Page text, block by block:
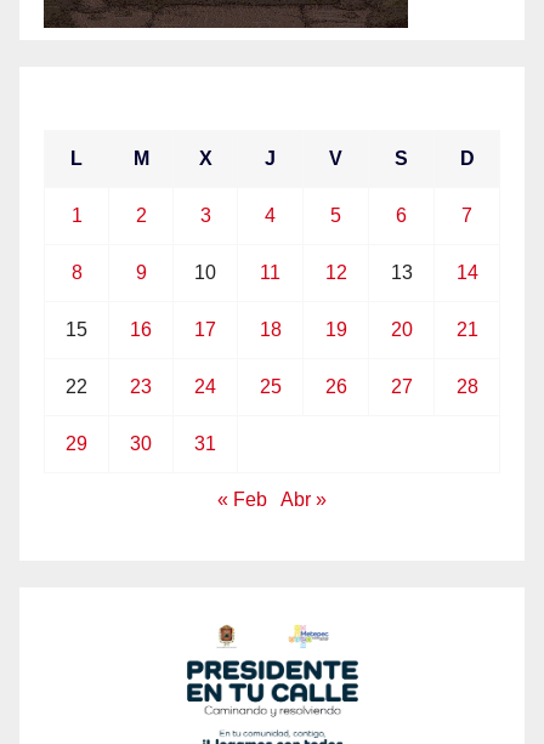
L M X J V S D
1 2 3 4 5 6 7
8 9 10 11 12 13 14
15 16 17 18 19 20 21
22 23 24 25 26 27 28
29 30 31
« Feb Abr »